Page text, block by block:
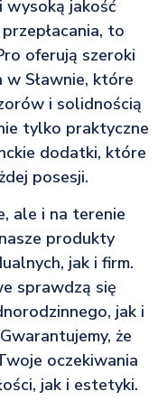
wysoką jakość
to
oferują szeroki
Sławnie, które
i solidnością
tylko praktyczne
dodatki, które
posesji.
ale i na terenie
produkty
jak i firm.
sprawdzą się
jak i
że
oczekiwania
jak i estetyki.